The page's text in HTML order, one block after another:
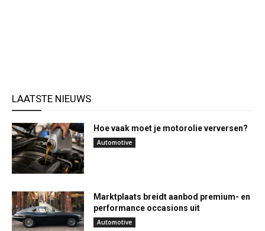
LAATSTE NIEUWS
Hoe vaak moet je motorolie verversen?
Automotive
Marktplaats breidt aanbod premium- en
performance occasions uit
Automotive